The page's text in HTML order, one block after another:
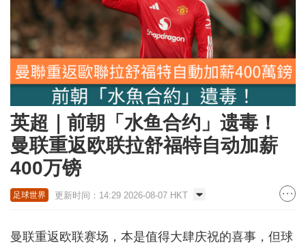
英超｜前朝「水鱼合约」遗毒！
曼联重返欧联拉舒福特自动加薪
400万镑
足球世界 更新时间：14:29 2026-08-07 HKT
曼联重返欧联赛场，本是值得大肆庆祝的喜事，但球